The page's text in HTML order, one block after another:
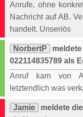
Anrufe, ohne
Nachricht auf AB.
handelt. Unseriös
NorbertP
022114835789 als
Anruf kam von
letztendlich was
Jamie
meldete